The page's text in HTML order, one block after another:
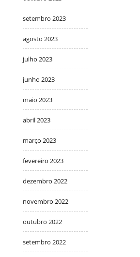
setembro 2023
agosto 2023
julho 2023
junho 2023
maio 2023
abril 2023
março 2023
fevereiro 2023
dezembro 2022
novembro 2022
outubro 2022
setembro 2022